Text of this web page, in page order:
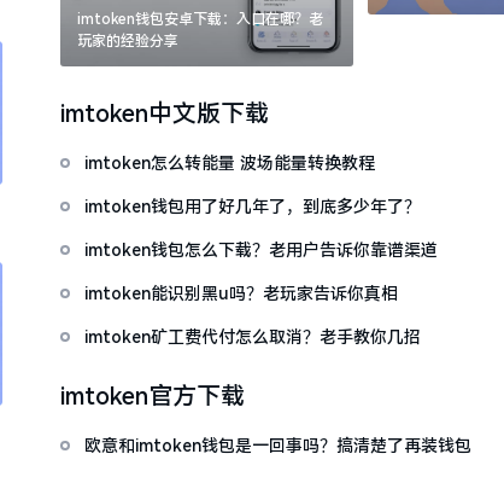
imtoken钱包安卓下载：入口在哪？老
玩家的经验分享
imtoken中文版下载
imtoken怎么转能量 波场能量转换教程
imtoken钱包用了好几年了，到底多少年了？
imtoken钱包怎么下载？老用户告诉你靠谱渠道
imtoken能识别黑u吗？老玩家告诉你真相
imtoken矿工费代付怎么取消？老手教你几招
imtoken官方下载
欧意和imtoken钱包是一回事吗？搞清楚了再装钱包